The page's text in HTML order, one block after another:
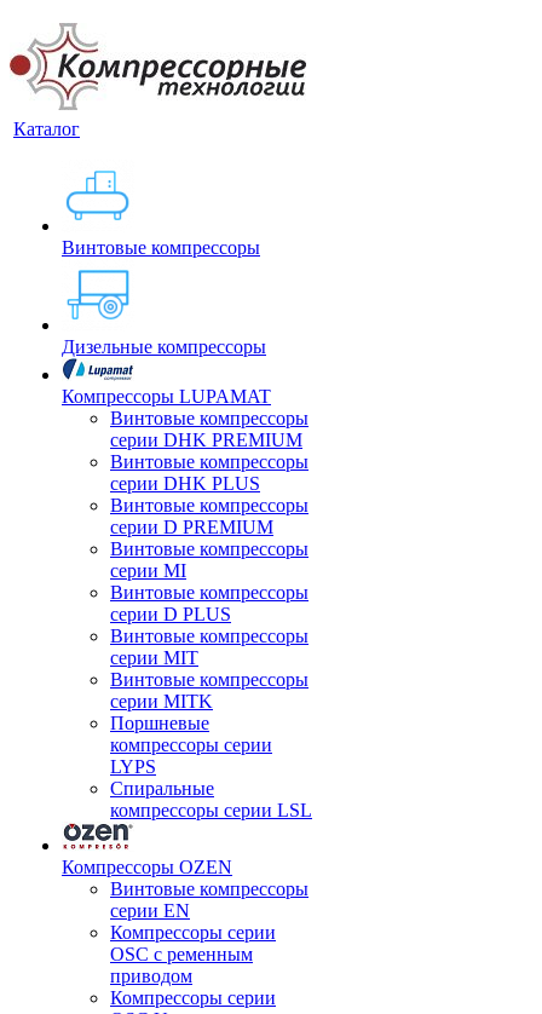
Каталог
Винтовые компрессоры
Дизельные компрессоры
Компрессоры LUPAMAT
Винтовые компрессоры
серии DHK PREMIUM
Винтовые компрессоры
серии DHK PLUS
Винтовые компрессоры
серии D PREMIUM
Винтовые компрессоры
серии MI
Винтовые компрессоры
серии D PLUS
Винтовые компрессоры
серии MIT
Винтовые компрессоры
серии MITK
Поршневые
компрессоры серии
LYPS
Спиральные
компрессоры серии LSL
Компрессоры OZEN
Винтовые компрессоры
серии EN
Компрессоры серии
OSC с ременным
приводом
Компрессоры серии